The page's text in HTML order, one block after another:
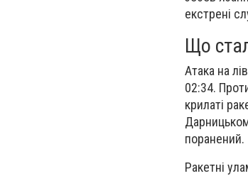
екстрені
Що
Атака на
02:34.
крилаті
поранений.
Ракетні